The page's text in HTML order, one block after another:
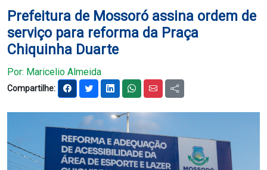
Mossoró
Serviços
Portal do Contribuinte
Notícias
Carta de Serviço
PESQUISAR
Prefeitura de Mossoró assina ordem de
serviço para reforma da Praça
Chiquinha Duarte
Por: Maricelio Almeida
Compartilhe: